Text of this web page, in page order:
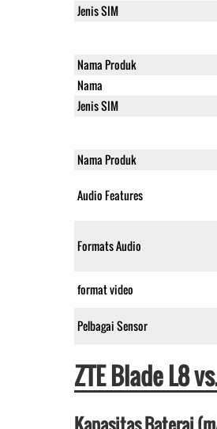
Jenis SIM
Nama Produk
Nama
Jenis SIM
Nama Produk
Audio Features
Formats Audio
format video
Pelbagai Sensor
ZTE Blade L8